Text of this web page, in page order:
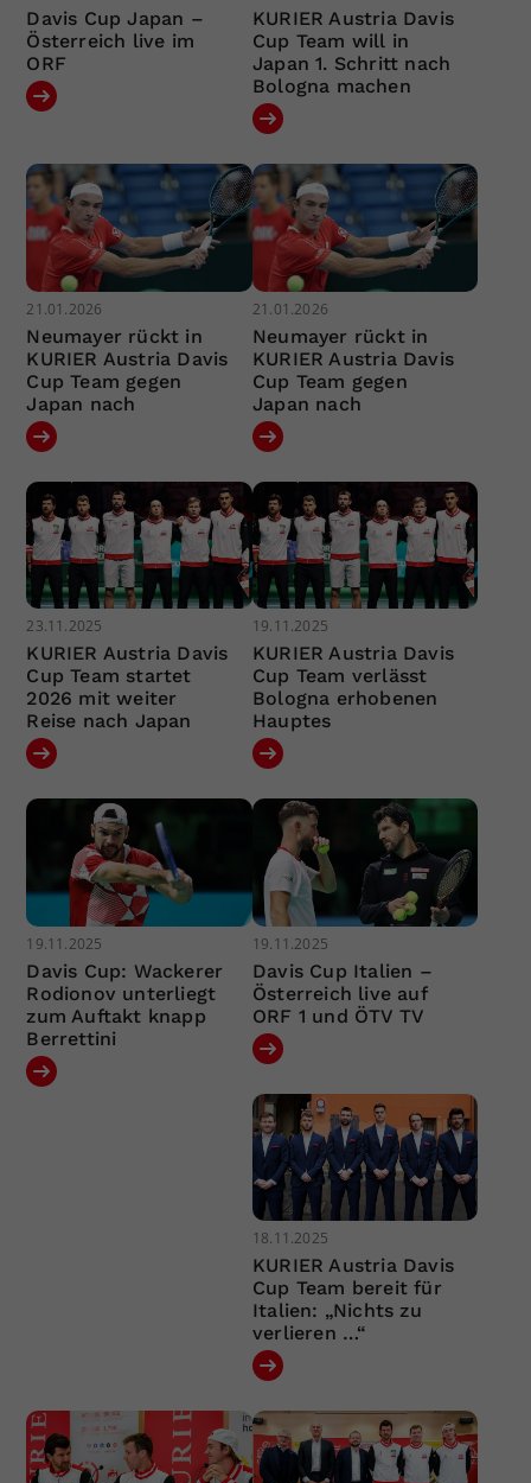
Davis Cup Japan –
Österreich live im
ORF
KURIER Austria Davis
Cup Team will in
Japan 1. Schritt nach
Bologna machen
21.01.2026
Neumayer rückt in
KURIER Austria Davis
Cup Team gegen
Japan nach
21.01.2026
Neumayer rückt in
KURIER Austria Davis
Cup Team gegen
Japan nach
23.11.2025
KURIER Austria Davis
Cup Team startet
2026 mit weiter
Reise nach Japan
19.11.2025
KURIER Austria Davis
Cup Team verlässt
Bologna erhobenen
Hauptes
19.11.2025
Davis Cup: Wackerer
Rodionov unterliegt
zum Auftakt knapp
Berrettini
19.11.2025
Davis Cup Italien –
Österreich live auf
ORF 1 und ÖTV TV
18.11.2025
KURIER Austria Davis
Cup Team bereit für
Italien: „Nichts zu
verlieren …“